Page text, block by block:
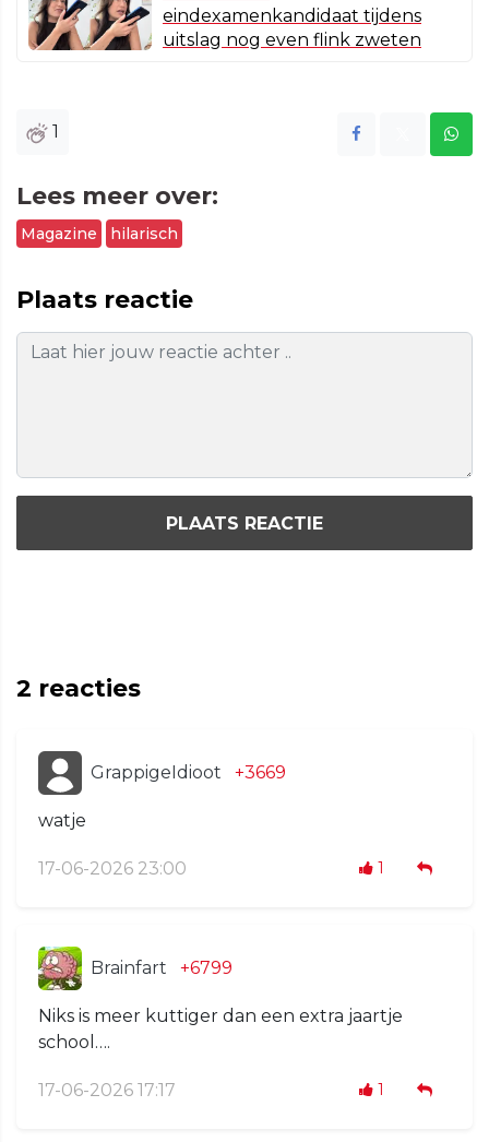
eindexamenkandidaat tijdens
uitslag nog even flink zweten
1
Lees meer over:
Magazine hilarisch
Plaats reactie
PLAATS REACTIE
2 reacties
GrappigeIdioot +3669
watje
17-06-2026 23:00 1
Brainfart +6799
Niks is meer kuttiger dan een extra jaartje
school….
17-06-2026 17:17 1